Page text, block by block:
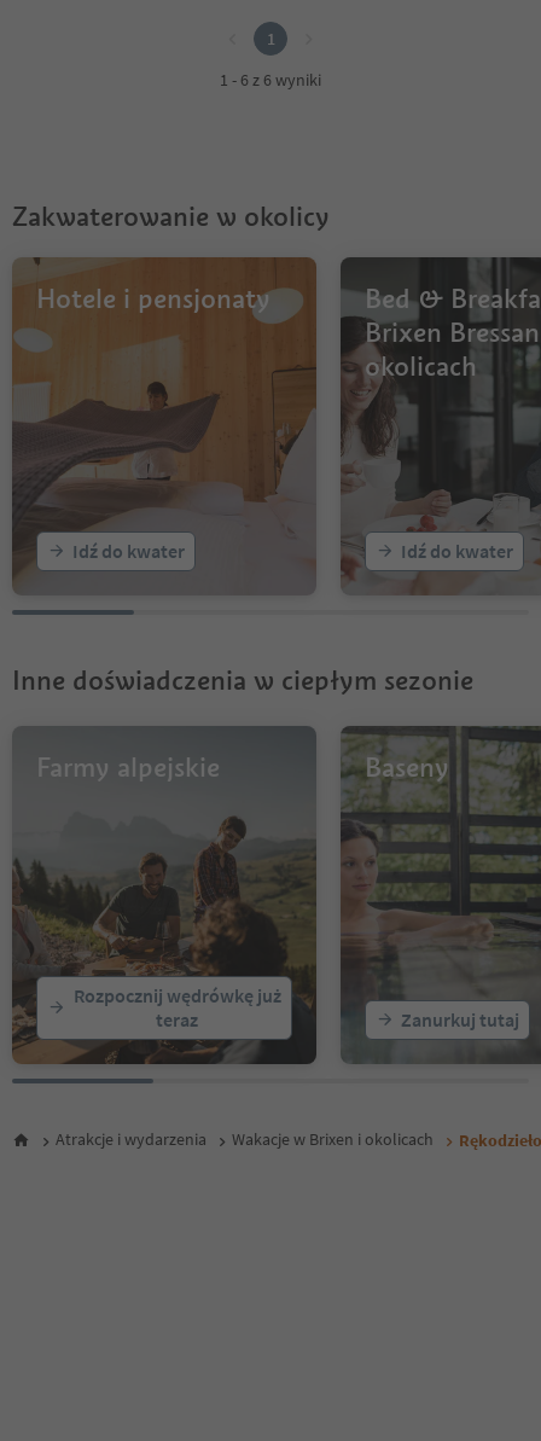
1
1 - 6 z 6 wyniki
Zakwaterowanie w okolicy
Hotele i pensjonaty
Idź do kwater
Bed &
Brixen
okolicach
Idź do kwater
Inne doświadczenia w ciepłym sezonie
Farmy alpejskie
Rozpocznij wędrówkę już
teraz
Baseny
Zanurkuj tutaj
Atrakcje i wydarzenia Wakacje w Brixen i okolicach Rękodzieło